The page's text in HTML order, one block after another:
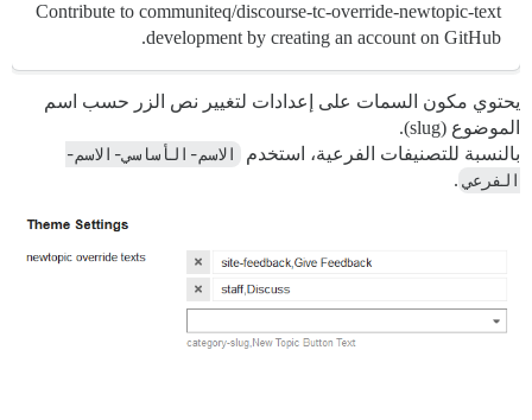
Contribute to communiteq/discourse-tc-override-newtopic-text
development by creating an account on GitHub.
يحتوي مكون السمات على إعدادات لتغيير نص الزر حسب اسم
الموضوع (slug).
بالنسبة للتصنيفات الفرعية، استخدم
الاسم-الأساسي-الاسم-
الفرعي .